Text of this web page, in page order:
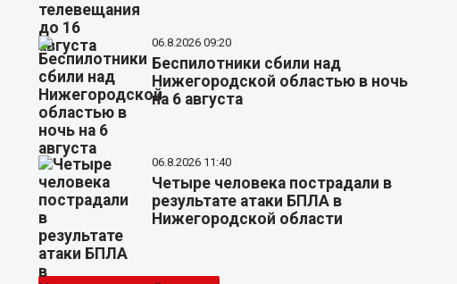
06.8.2026 09:20
Беспилотники сбили над
Нижегородской областью в ночь
на 6 августа
06.8.2026 11:40
Четыре человека пострадали в
результате атаки БПЛА в
Нижегородской области